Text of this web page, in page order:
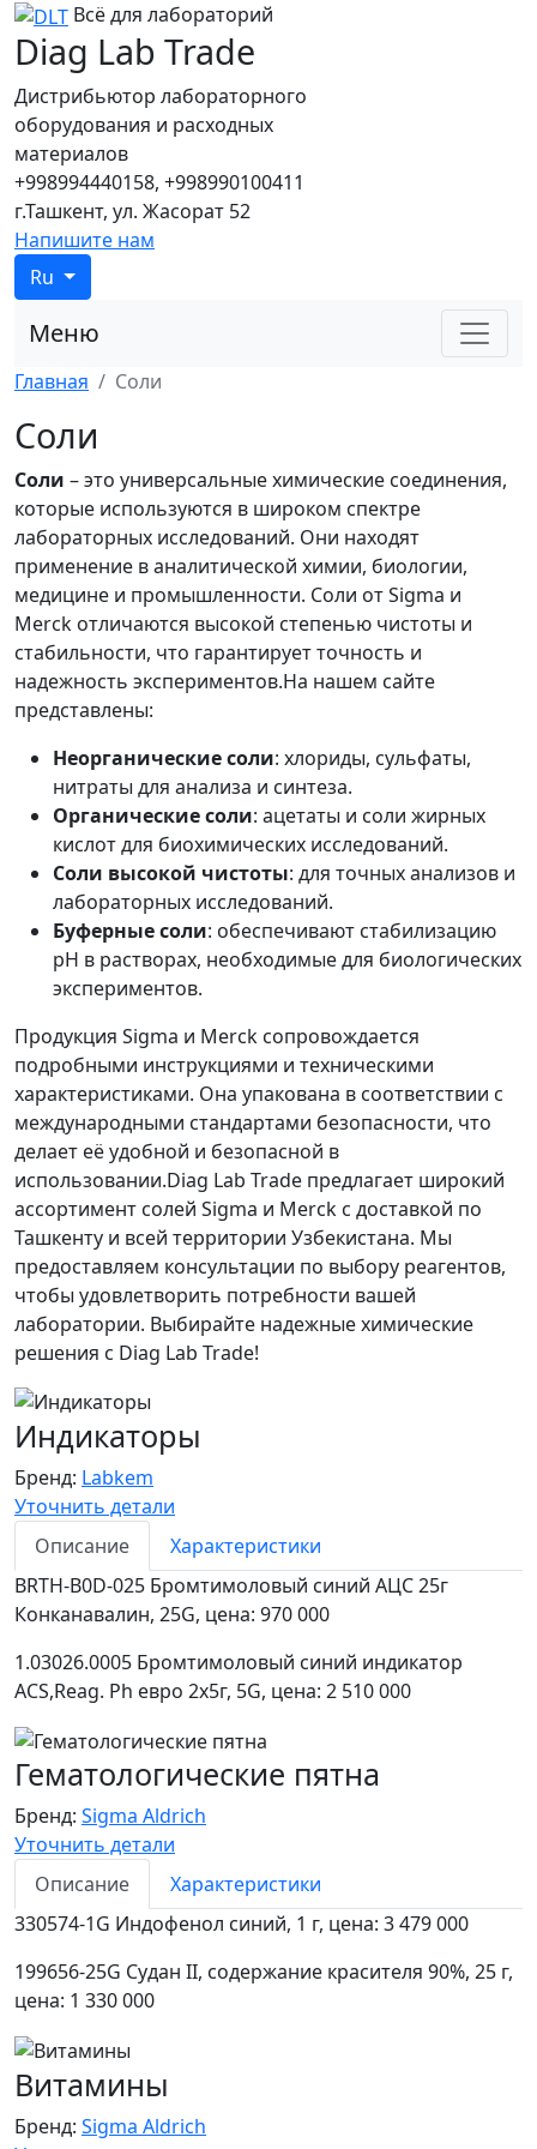
Всё для лабораторий
Diag Lab Trade
Дистрибьютор лабораторного
оборудования и расходных
материалов
+998994440158, +998990100411
г.Ташкент, ул. Жасорат 52
Напишите нам
Ru
Меню
Главная Соли
Соли
Соли – это универсальные химические соединения,
которые используются в широком спектре
лабораторных исследований. Они находят
применение в аналитической химии, биологии,
медицине и промышленности. Соли от Sigma и
Merck отличаются высокой степенью чистоты и
стабильности, что гарантирует точность и
надежность экспериментов.На нашем сайте
представлены:
Неорганические соли: хлориды, сульфаты,
нитраты для анализа и синтеза.
Органические соли: ацетаты и соли жирных
кислот для биохимических исследований.
Соли высокой чистоты: для точных анализов и
лабораторных исследований.
Буферные соли: обеспечивают стабилизацию
pH в растворах, необходимые для биологических
экспериментов.
Продукция Sigma и Merck сопровождается
подробными инструкциями и техническими
характеристиками. Она упакована в соответствии с
международными стандартами безопасности, что
делает её удобной и безопасной в
использовании.Diag Lab Trade предлагает широкий
ассортимент солей Sigma и Merck с доставкой по
Ташкенту и всей территории Узбекистана. Мы
предоставляем консультации по выбору реагентов,
чтобы удовлетворить потребности вашей
лаборатории. Выбирайте надежные химические
решения с Diag Lab Trade!
Индикаторы
Бренд: Labkem
Уточнить детали
Описание
Характеристики
BRTH-B0D-025 Бромтимоловый синий АЦС 25г
Конканавалин, 25G, цена: 970 000
1.03026.0005 Бромтимоловый синий индикатор
ACS,Reag. Ph евро 2х5г, 5G, цена: 2 510 000
Гематологические пятна
Бренд: Sigma Aldrich
Уточнить детали
Описание
Характеристики
330574-1G Индофенол синий, 1 г, цена: 3 479 000
199656-25G Судан II, содержание красителя 90%, 25 г,
цена: 1 330 000
Витамины
Бренд: Sigma Aldrich